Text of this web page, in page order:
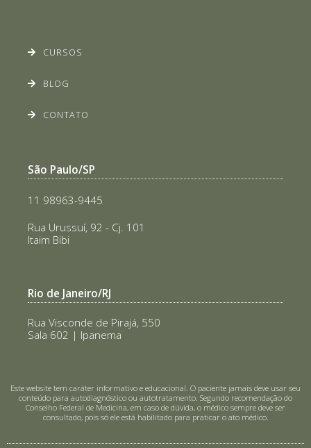
CURSOS
BLOG
CONTATO
São Paulo/SP
11 98963-9445
Rua Urussuí, 92 - Cj. 101
Itaim Bibi
Rio de Janeiro/RJ
Rua Visconde de Pirajá, 550
Sala 602 | Ipanema
Este website tem caráter informativo e educacional. O paciente jamais deve usar seu
conteúdo para autodiagnóstico ou autotratamento. Segundo recomendação do
Conselho Federal de Medicina, em caso de dúvida, o médico sempre deve ser
consultado, pois só ele está habilitado para praticar o ato médico.